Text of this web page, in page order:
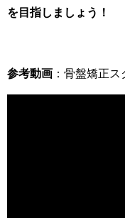
を目指しましょう！
参考動画 ：骨盤矯正